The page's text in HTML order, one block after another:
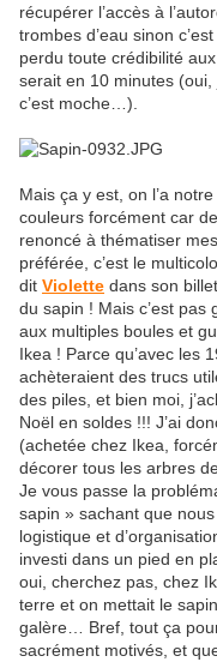
récupérer l’accès à
trombes d’eau sinon
perdu toute crédibilité
serait en 10 minutes (oui,
c’est moche…).
Mais ça y est, on l’a
couleurs forcément car
renoncé à thématiser
préférée, c’est le
dit Violette dans son
du sapin ! Mais c’est
aux multiples boules et
Ikea ! Parce qu’avec les
achèteraient des trucs
des piles, et bien moi,
Noël en soldes !!! J’ai
(achetée chez Ikea,
décorer tous les arbres
Je vous passe la
sapin » sachant que
logistique et
investi dans un pied en
oui, cherchez pas, chez
terre et on mettait le
galère… Bref, tout ça
sacrément motivés, et